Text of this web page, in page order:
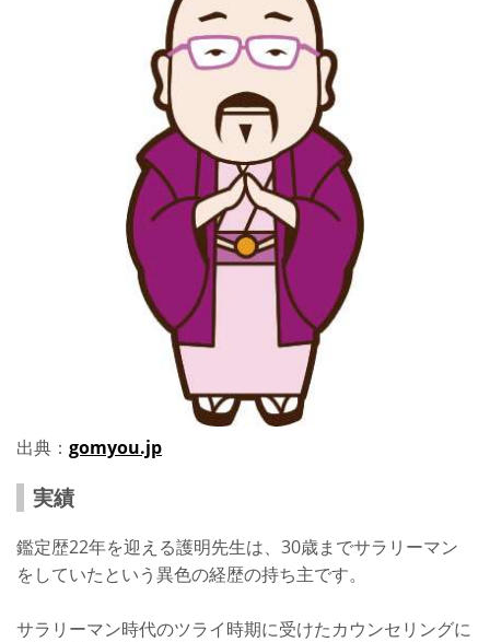
出典： gomyou.jp
実績
鑑定歴22年を迎える護明先生は、30歳までサラリーマン
をしていたという異色の経歴の持ち主です。
サラリーマン時代のツライ時期に受けたカウンセリングに